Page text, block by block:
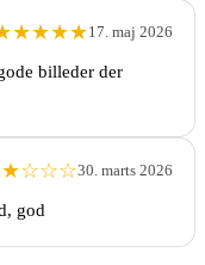
★★★★17. maj 2026
billeder der
★☆☆☆30. marts 2026
god